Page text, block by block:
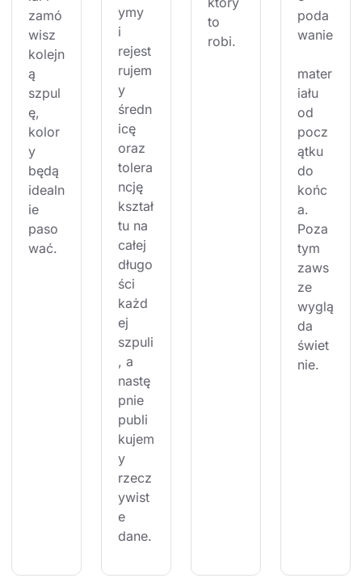
zamó
wisz
kolejn
ą
szpul
ę,
kolor
y
będą
idealn
ie
paso
wać.
ymy
i
rejest
rujem
y
średn
icę
oraz
tolera
ncję
kształ
tu na
całej
długo
ści
każd
ej
szpuli
, a
nastę
pnie
publi
kujem
y
rzecz
ywist
e
dane.
to
robi.
poda
wanie
mater
iału
od
pocz
ątku
do
końc
a.
Poza
tym
zaws
ze
wyglą
da
świet
nie.